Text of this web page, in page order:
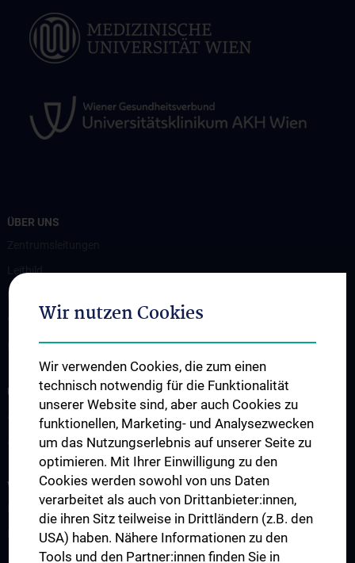
ÜBER UNS
Leitbild
Wie Sie uns finden
Events
UNSERE ABTEILUNGEN
Abteilung für Zell- und Entwicklungsbiologie
WISSENSCHAFT & FORSCHUNG
Forschung an der Abteilung für Anatomie
Forschung an der Abteilung für Zellbiologie
Wir nutzen Cookies
Wir verwenden Cookies, die zum einen
technisch notwendig für die Funktionalität
unserer Website sind, aber auch Cookies zu
funktionellen, Marketing- und Analysezwecken
um das Nutzungserlebnis auf unserer Seite zu
optimieren. Mit Ihrer Einwilligung zu den
Cookies werden sowohl von uns Daten
verarbeitet als auch von Drittanbieter:innen,
die ihren Sitz teilweise in Drittländern (z.B. den
USA) haben. Nähere Informationen zu den
Tools und den Partner:innen finden Sie in